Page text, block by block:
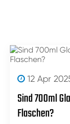
12 Apr
Sind 700ml
Flaschen?